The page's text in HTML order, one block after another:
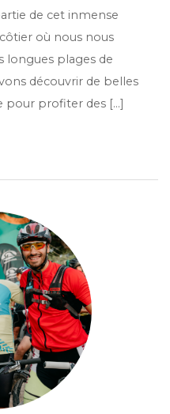
de cet inmense
où nous nous
longues plages de
découvrir de belles
pour profiter des […]